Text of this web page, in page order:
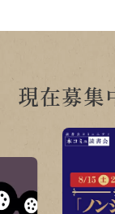
現在募集